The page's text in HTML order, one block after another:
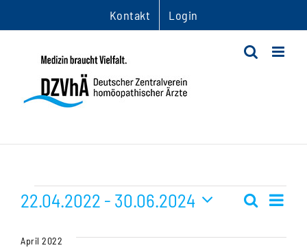
Inhalt
Kontakt Login
Veranstaltungen
Suche
Suche
Liste
22.04.2022 - 30.06.2024
wählen.
April 2022